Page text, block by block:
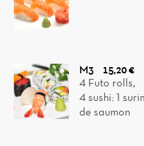
M3
15,20 €
4 Futo rolls,
4 sushi: 1
de saumon